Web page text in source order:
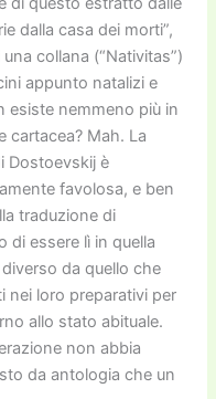
dalla casa dei morti”,
collana (“Nativitas”)
appunto natalizi e
esiste nemmeno più in
cartacea? Mah. La
Dostoevskij è
favolosa, e ben
traduzione di
di essere lì in quella
da quello che
nei loro preparativi per
allo stato abituale.
non abbia
da antologia che un